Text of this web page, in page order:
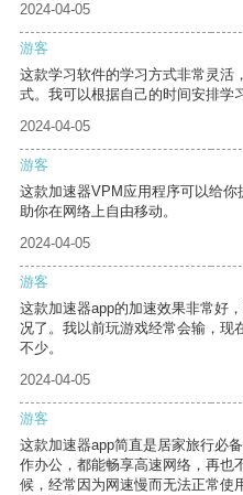
2024-04-05
游客
这款学习软件的学习方式非常灵活
式。我可以根据自己的时间安排学
2024-04-05
游客
这款加速器VPM应用程序可以给
助你在网络上自由移动。
2024-04-05
游客
这款加速器app的加速效果非常好
况了。我以前玩游戏经常会输，现
不少。
2024-04-05
游客
这款加速器app简直是居家旅行必
作办公，都能畅享高速网络，再也
候，经常因为网速慢而无法正常使